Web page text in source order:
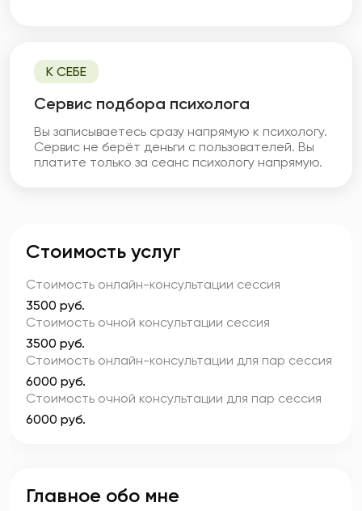
К СЕБЕ
Cервис подбора психолога
Вы записываетесь сразу напрямую к психологу.
Сервис не берёт деньги с пользователей. Вы
платите только за сеанс психологу напрямую.
Стоимость услуг
Стоимость онлайн-консультации сессия
3500 руб.
Стоимость очной консультации сессия
3500 руб.
Стоимость онлайн-консультации для пар сессия
6000 руб.
Стоимость очной консультации для пар сессия
6000 руб.
Главное обо мне